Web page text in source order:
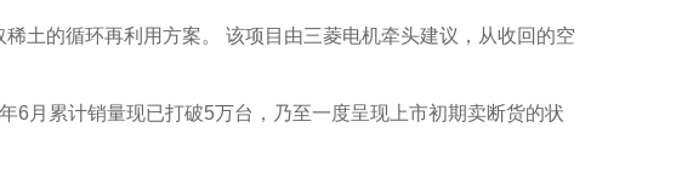
的循环再利用方案。 该项目由三菱电机牵头建议，从收回的空
月累计销量现已打破5万台，乃至一度呈现上市初期卖断货的状